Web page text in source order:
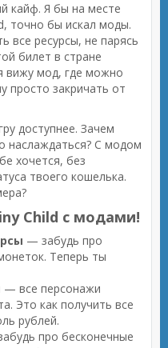
кайф. Я бы на месте
точно бы искал моды.
все ресурсы, не парясь
билет в стране
вижу мод, где можно
просто закричать от
доступнее. Зачем
наслаждаться? С модом
хочется, без
твоего кошелька.
Child с модами!
— забудь про
Теперь ты
— все персонажи
Это как получить все
рублей.
про бесконечные